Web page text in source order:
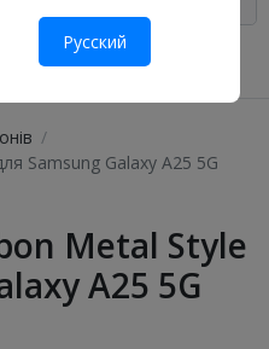
Русский
Обмін та повернення
Samsung Galaxy A25 5G
Metal Style
A25 5G